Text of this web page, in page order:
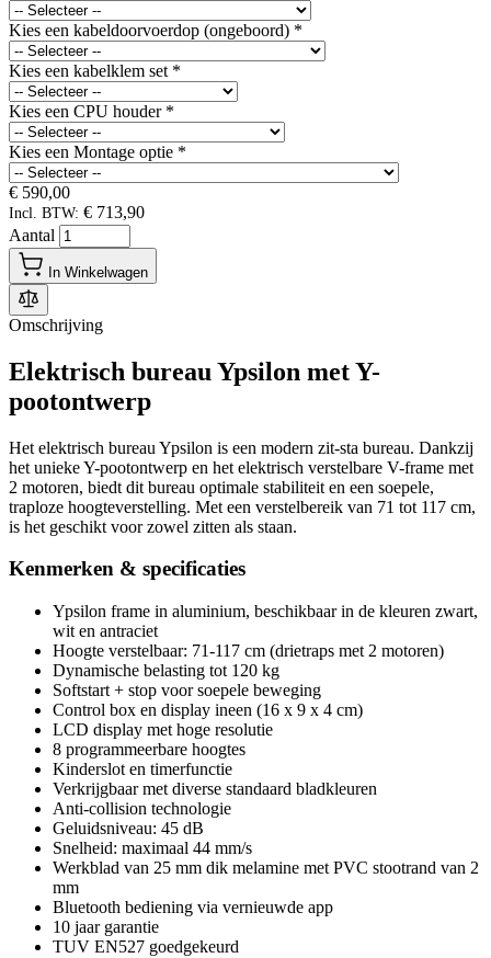
Kies een kabeldoorvoerdop (ongeboord) *
Kies een kabelklem set *
Kies een CPU houder *
Kies een Montage optie *
€ 590,00
Incl. BTW: € 713,90
Aantal
In Winkelwagen
Omschrijving
Elektrisch bureau Ypsilon met Y-
pootontwerp
Het elektrisch bureau Ypsilon is een modern zit-sta bureau. Dankzij
het unieke Y-pootontwerp en het elektrisch verstelbare V-frame met
2 motoren, biedt dit bureau optimale stabiliteit en een soepele,
traploze hoogteverstelling. Met een verstelbereik van 71 tot 117 cm,
is het geschikt voor zowel zitten als staan.
Kenmerken & specificaties
Ypsilon frame in aluminium, beschikbaar in de kleuren zwart,
wit en antraciet
Hoogte verstelbaar: 71-117 cm (drietraps met 2 motoren)
Dynamische belasting tot 120 kg
Softstart + stop voor soepele beweging
Control box en display ineen (16 x 9 x 4 cm)
LCD display met hoge resolutie
8 programmeerbare hoogtes
Kinderslot en timerfunctie
Verkrijgbaar met diverse standaard bladkleuren
Anti-collision technologie
Geluidsniveau: 45 dB
Snelheid: maximaal 44 mm/s
Werkblad van 25 mm dik melamine met PVC stootrand van 2
mm
Bluetooth bediening via vernieuwde app
10 jaar garantie
TUV EN527 goedgekeurd